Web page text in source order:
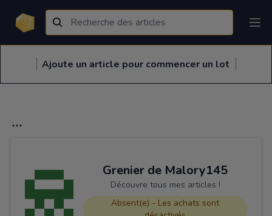
Grenier de Malory145
Découvre tous mes articles !
Absent(e) - Les achats sont
Ajoute un article pour commencer un lot